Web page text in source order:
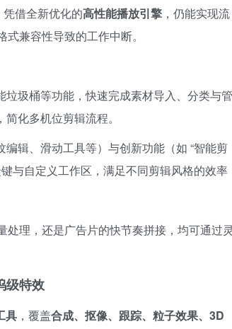
借全新优化的高性能播放引擎 ，仍能实现流
兼容性导致的工作中断。
圾桶等功能，快速完成素材导入、分类与管
化多机位剪辑流程。
辑、滑动工具等）与创新功能（如 “智能剪
与自定义工作区，满足不同剪辑风格的效率
理，还是广告片的快节奏拼接，均可通过
级特效
具 ，覆盖合成、抠像、跟踪、粒子效果、3D